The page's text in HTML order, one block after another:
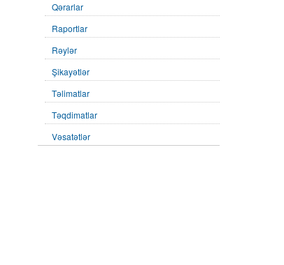
Qərarlar
Raportlar
Rəylər
Şikayətlər
Təlimatlar
Təqdimatlar
Vəsatətlər